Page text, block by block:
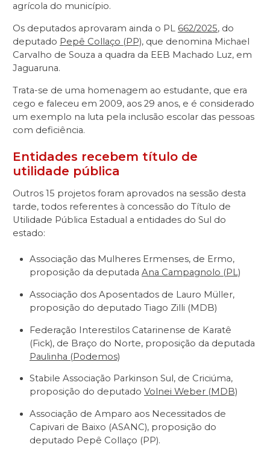
agrícola do município.
Os deputados aprovaram ainda o PL 662/2025, do
deputado Pepê Collaço (PP), que denomina Michael
Carvalho de Souza a quadra da EEB Machado Luz, em
Jaguaruna.
Trata-se de uma homenagem ao estudante, que era
cego e faleceu em 2009, aos 29 anos, e é considerado
um exemplo na luta pela inclusão escolar das pessoas
com deficiência.
Entidades recebem título de
utilidade pública
Outros 15 projetos foram aprovados na sessão desta
tarde, todos referentes à concessão do Título de
Utilidade Pública Estadual a entidades do Sul do
estado:
Associação das Mulheres Ermenses, de Ermo,
proposição da deputada Ana Campagnolo (PL)
Associação dos Aposentados de Lauro Müller,
proposição do deputado Tiago Zilli (MDB)
Federação Interestilos Catarinense de Karatê
(Fick), de Braço do Norte, proposição da deputada
Paulinha (Podemos)
Stabile Associação Parkinson Sul, de Criciúma,
proposição do deputado Volnei Weber (MDB)
Associação de Amparo aos Necessitados de
Capivari de Baixo (ASANC), proposição do
deputado Pepê Collaço (PP).